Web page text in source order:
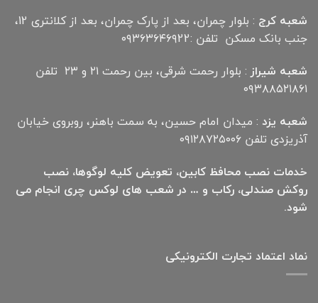
شعبه کرج
: بلوار چمران، بعد از پارک چمران، بعد از کلانتری 12،
جنب بانک مسکن تلفن :۰۹۳۶۳۶۴۶۹22
شعبه شیراز
: بلوار رحمت شرقی، بین رحمت ۲۱ و ۲۳ تلفن
۰۹۳۸۸۵۲۱۸۶۱
شعبه یزد : میدان امام حسین، به سمت باهنر، روبروی خیابان
آذریزدی تلفن ۰۹۱۲۸۷۲۵۰۰۶
خدمات نصب محافظ کابین، تعویض کلیه لوگوها، نصب
روکش صندلی، رکاب و … در شعب های لوکس چری انجام می
شود.
نماد اعتماد تجارت الكترونیكی